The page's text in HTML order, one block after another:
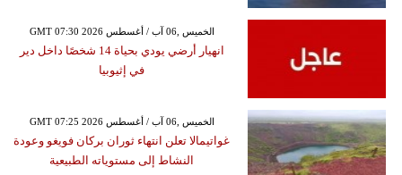
GMT 07:30 2026 الخميس ,06 آب / أغسطس
انهيار أرضي يودي بحياة 14 شخصًا داخل دير
في إثيوبيا
GMT 07:25 2026 الخميس ,06 آب / أغسطس
غواتيمالا تعلن انتهاء ثوران بركان فويغو وعودة
النشاط إلى مستوياته الطبيعية